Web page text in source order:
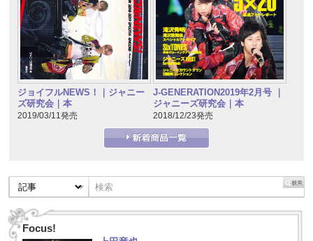
ジョイフルNEWS！｜ジャニー
ズ研究会｜本
2019/03/11発売
J-GENERATION2019年2月号 ｜
ジャニーズ研究会｜本
2018/12/23発売
Focus!